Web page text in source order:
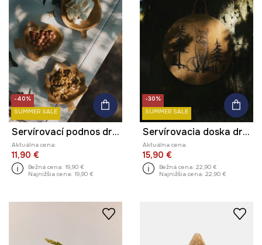
-40%
SUMMER SALE
Servírovací podnos drevená (3-pack)
Aktuálna cena:
11,90 €
Bežná cena: 19,90 €
Najnižšia cena: 19,90 €
-30%
SUMMER SALE
Servírovacia doska drevené s gravírovaním
Aktuálna cena:
15,90 €
Bežná cena: 22,90 €
Najnižšia cena: 22,90 €